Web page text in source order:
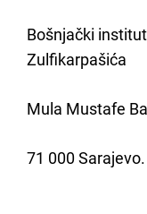
Bošnjački
Zulfikarpašića
Mula Mustafe
71 000 Sarajevo.